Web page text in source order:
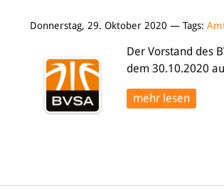
Donnerstag, 29. Oktober 2020 — Tags:
Der Vorstand des
dem 30.10.2020
mehr lesen